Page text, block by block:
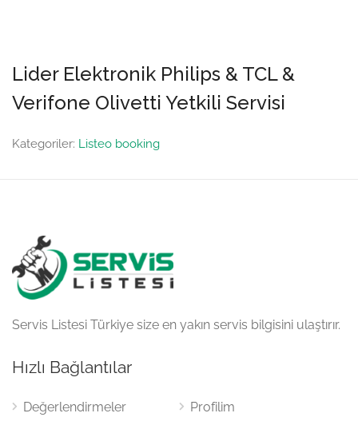
Lider Elektronik Philips & TCL &
Verifone Olivetti Yetkili Servisi
Kategoriler: Listeo booking
Servis Listesi Türkiye size en yakın servis bilgisini ulaştırır.
Hızlı Bağlantılar
Değerlendirmeler
Profilim